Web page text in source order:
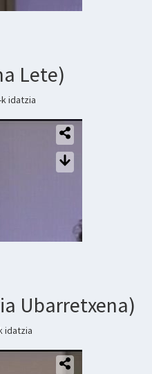
Lete)
k idatzia
Ubarretxena)
idatzia